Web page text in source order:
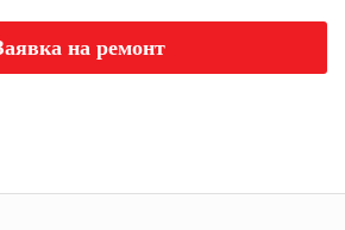
на ремонт